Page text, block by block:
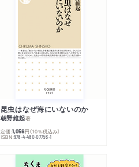
昆虫はなぜ海にいないのか
朝野維起著
定価:1,056円 （10％税込み）
ISBN:978-4-480-07756-1